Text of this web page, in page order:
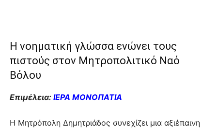
Η νοηματική γλώσσα ενώνει τους
πιστούς στον Μητροπολιτικό Ναό
Βόλου
Επιμέλεια: ΙΕΡΑ ΜΟΝΟΠΑΤΙΑ
Η Μητρόπολη Δημητριάδος συνεχίζει μια αξιέπαινη